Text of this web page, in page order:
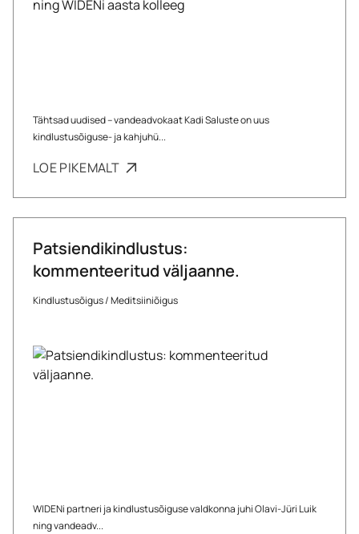
Tähtsad uudised – vandeadvokaat Kadi Saluste on uus
kindlustusõiguse- ja kahjuhü...
LOE PIKEMALT
Patsiendikindlustus:
kommenteeritud väljaanne.
Kindlustusõigus/Meditsiiniõigus
WIDENi partneri ja kindlustusõiguse valdkonna juhi Olavi-Jüri Luik
ning vandeadv...